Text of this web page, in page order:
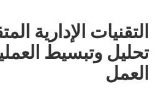
التقنيات الإدارية
تحليل وتبسيط
العمل